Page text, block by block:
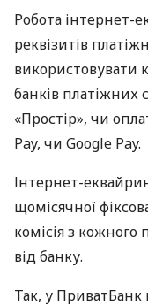
Робота інтернет-
реквізитів
використовувати
банків платіжних
«Простір», чи
Pay, чи Google Pay.
Інтернет-
щомісячної
комісія з кожного
від банку.
Так, у